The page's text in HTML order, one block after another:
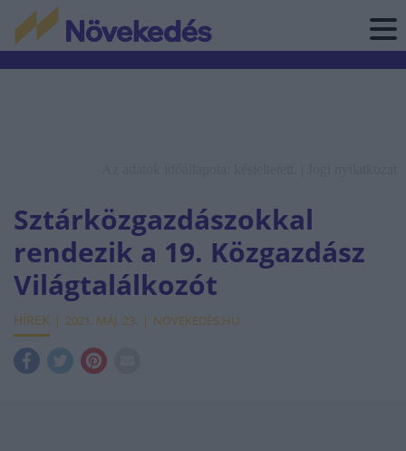
Sztárközgazdászokkal
rendezik a 19. Közgazdász
Világtalálkozót
HÍREK 2021. MÁJ. 23. NÖVEKEDÉS.HU